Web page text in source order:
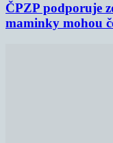
ČPZP podporuje
maminky mohou